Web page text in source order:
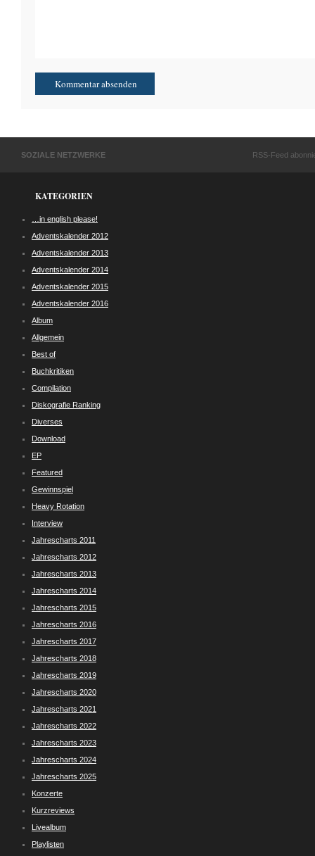
SOZIALE NETZWERKE RSS-Feed
KATEGORIEN
…in english please!
Adventskalender 2012
Adventskalender 2013
Adventskalender 2014
Adventskalender 2015
Adventskalender 2016
Album
Allgemein
Best of
Buchkritiken
Compilation
Diskografie Ranking
Diverses
Download
EP
Featured
Gewinnspiel
Heavy Rotation
Interview
Jahrescharts 2011
Jahrescharts 2012
Jahrescharts 2013
Jahrescharts 2014
Jahrescharts 2015
Jahrescharts 2016
Jahrescharts 2017
Jahrescharts 2018
Jahrescharts 2019
Jahrescharts 2020
Jahrescharts 2021
Jahrescharts 2022
Jahrescharts 2023
Jahrescharts 2024
Jahrescharts 2025
Konzerte
Kurzreviews
Livealbum
Playlisten